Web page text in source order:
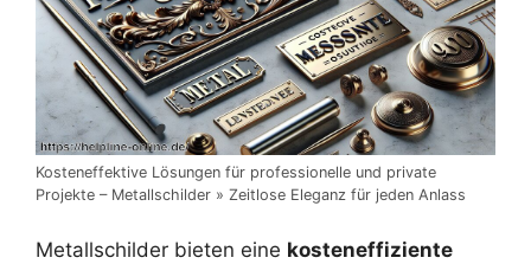
Kosteneffektive Lösungen für professionelle und private
Projekte – Metallschilder » Zeitlose Eleganz für jeden Anlass
Metallschilder bieten eine kosteneffiziente